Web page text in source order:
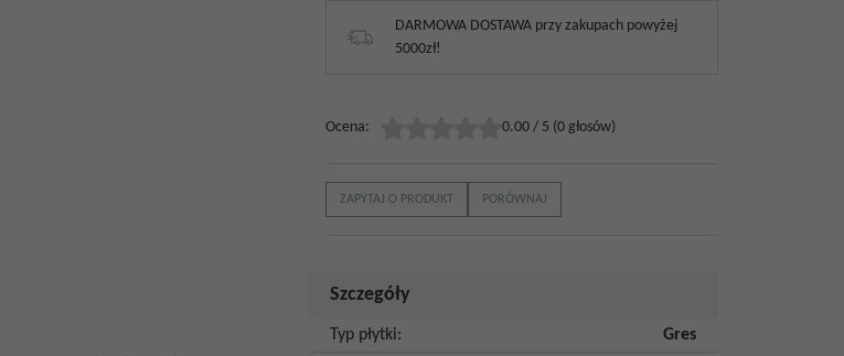
DARMOWA DOSTAWA przy zakupach powyżej
5000zł!
Ocena: 0.00 / 5 (0 głosów)
ZAPYTAJ O PRODUKT PORÓWNAJ
Szczegóły
Typ płytki:
Gres